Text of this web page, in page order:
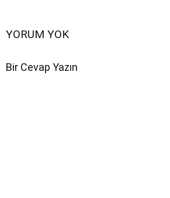
YORUM YOK
Bir Cevap Yazın